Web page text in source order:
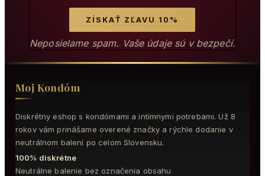
Neposielame spam. Vaše údaje sú v bezpečí.
Moj Kondóm
Diskrétny eshop s kondómami a intímnymi potrebami. Už 8
rokov vám prinášame overené značky a rýchle dodanie v
neutrálnom balení po celom Slovensku.
100% diskrétne
Neutrálne balenie bez označenia obsahu